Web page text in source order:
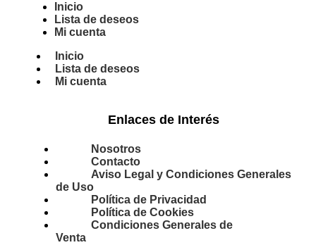
Inicio
Lista de deseos
Mi cuenta
Inicio
Lista de deseos
Mi cuenta
Enlaces de Interés
Nosotros
Contacto
Aviso Legal y Condiciones Generales
de Uso
Política de Privacidad
Política de Cookies
Condiciones Generales de
Venta